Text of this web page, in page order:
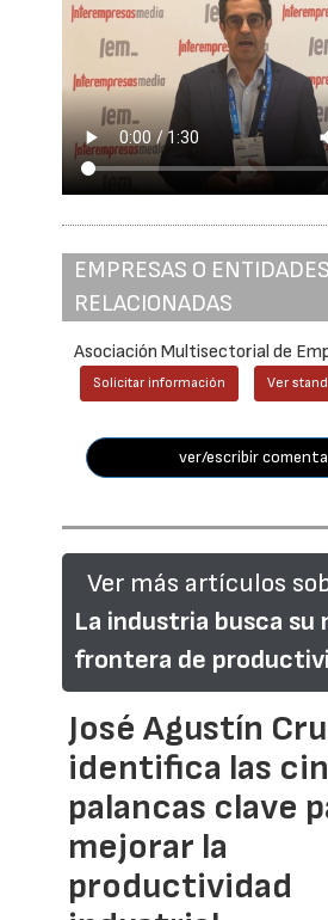
EMPRESAS O ENTIDADES
RELACIONADAS
Asociación Multisectorial de
Solicitar información Ver
ver/escribir
Ver más artículos
La industria busca su
frontera de
José Agustín
identifica las
palancas clave
mejorar la
productividad